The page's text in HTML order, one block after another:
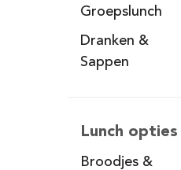
Groepslunch
Dranken &
Sappen
Lunch opties
Broodjes &